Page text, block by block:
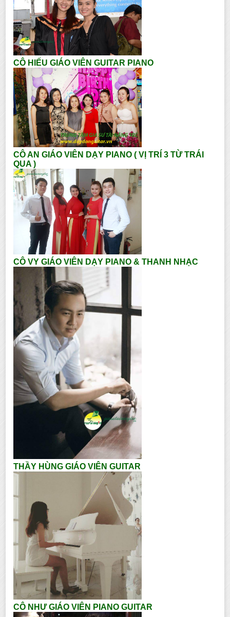
CÔ HIẾU GIÁO VIÊN GUITAR PIANO
CÔ AN GIÁO VIÊN DẠY PIANO ( VỊ TRÍ 3 TỪ TRÁI
QUA )
CÔ VY GIÁO VIÊN DẠY PIANO & THANH NHẠC
THẦY HÙNG GIÁO VIÊN GUITAR
CÔ NHƯ GIÁO VIÊN PIANO GUITAR